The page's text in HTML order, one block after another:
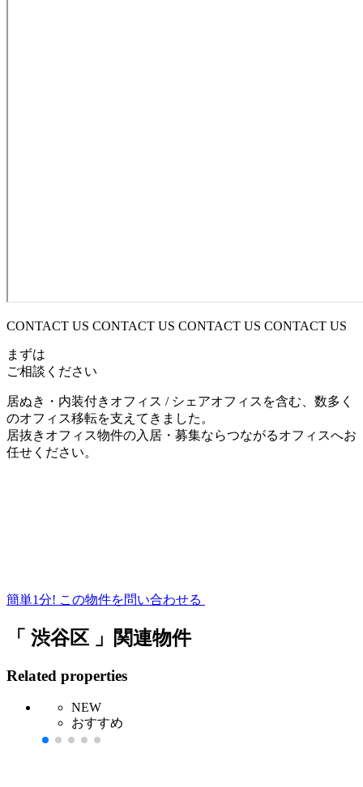
CONTACT US CONTACT US CONTACT US CONTACT US
まずは
ご相談ください
居ぬき・内装付きオフィス / シェアオフィスを含む、数多く
のオフィス移転を支えてきました。
居抜きオフィス物件の入居・募集ならつながるオフィスへお
任せください。
簡単1分! この物件を問い合わせる
「 渋谷区 」関連物件
Related properties
NEW
おすすめ